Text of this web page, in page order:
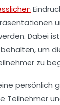
Dabei
um
zu
persönlich
Teilnehmer